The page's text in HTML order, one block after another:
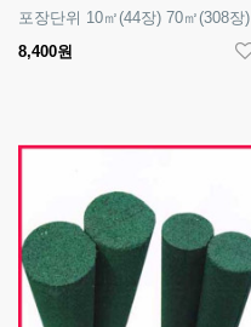
포장단위 10㎡(44장) 70㎡(308장)
8,400원